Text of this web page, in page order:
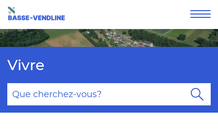
la
Vivre
Mots
clés